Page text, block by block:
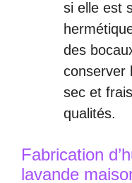
si elle est
des
conserver
sec et
qualités.
Fabrication
lavande